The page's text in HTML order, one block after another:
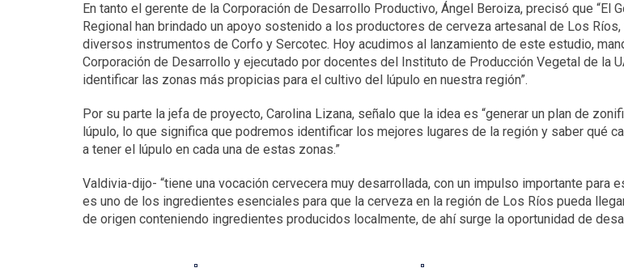
En tanto el gerente de la Corporación de Desarrollo Productivo, Ángel Beroiza, precisó que “El
Regional han brindado un apoyo sostenido a los productores de cerveza artesanal de Los
diversos instrumentos de Corfo y Sercotec. Hoy acudimos al lanzamiento de este estudio,
Corporación de Desarrollo y ejecutado por docentes del Instituto de Producción Vegetal de la
identificar las zonas más propicias para el cultivo del lúpulo en nuestra región”.
Por su parte la jefa de proyecto, Carolina Lizana, señalo que la idea es “generar un plan de
lúpulo, lo que significa que podremos identificar los mejores lugares de la región y saber qué
a tener el lúpulo en cada una de estas zonas.”
Valdivia-dijo- “tiene una vocación cervecera muy desarrollada, con un impulso importante para
es uno de los ingredientes esenciales para que la cerveza en la región de Los Ríos pueda
de origen conteniendo ingredientes producidos localmente, de ahí surge la oportunidad de